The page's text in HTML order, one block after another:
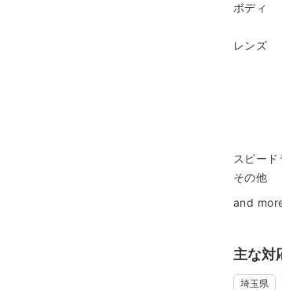
"今" は
いつか
1.【ご
2.【ご
3.【撮
4.【撮影
5.【撮
ボデ
｜
レンズ
｜
｜
｜
｜
｜
スピー
その他
and
主な対
埼玉県